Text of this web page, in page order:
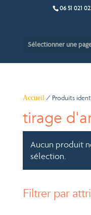
06 51 021
Sélectionner une
Accueil/ Produits
tirage
Aucun produit
sélection.
Filtrer par